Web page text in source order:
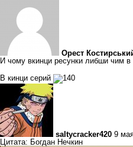
Орест
И чому вкинци ресунки либши чим в
В кинци серий
saltycracker420 9
Цитата: Богдан Нечкин